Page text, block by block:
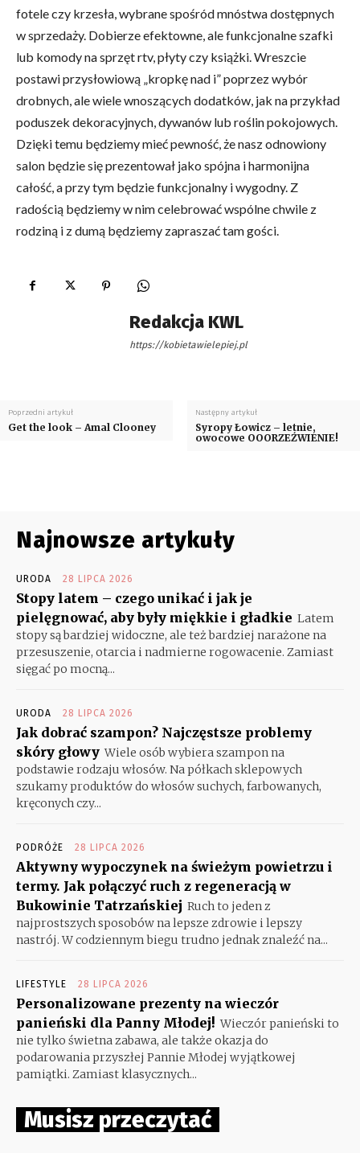
fotele czy krzesła, wybrane spośród mnóstwa dostępnych
w sprzedaży. Dobierze efektowne, ale funkcjonalne szafki
lub komody na sprzęt rtv, płyty czy książki. Wreszcie
postawi przysłowiową „kropkę nad i” poprzez wybór
drobnych, ale wiele wnoszących dodatków, jak na przykład
poduszek dekoracyjnych, dywanów lub roślin pokojowych.
Dzięki temu będziemy mieć pewność, że nasz odnowiony
salon będzie się prezentował jako spójna i harmonijna
całość, a przy tym będzie funkcjonalny i wygodny. Z
radością będziemy w nim celebrować wspólne chwile z
rodziną i z dumą będziemy zapraszać tam gości.
Redakcja KWL
https://kobietawielepiej.pl
Poprzedni artykuł
Get the look – Amal Clooney
Następny artykuł
Syropy Łowicz – letnie,
owocowe OOORZEŹWIENIE!
Najnowsze artykuły
URODA 28 LIPCA 2026
Stopy latem – czego unikać i jak je
pielęgnować, aby były miękkie i gładkie Latem
stopy są bardziej widoczne, ale też bardziej narażone na
przesuszenie, otarcia i nadmierne rogowacenie. Zamiast
sięgać po mocną...
URODA 28 LIPCA 2026
Jak dobrać szampon? Najczęstsze problemy
skóry głowy Wiele osób wybiera szampon na
podstawie rodzaju włosów. Na półkach sklepowych
szukamy produktów do włosów suchych, farbowanych,
kręconych czy...
PODRÓŻE 28 LIPCA 2026
Aktywny wypoczynek na świeżym powietrzu i
termy. Jak połączyć ruch z regeneracją w
Bukowinie Tatrzańskiej Ruch to jeden z
najprostszych sposobów na lepsze zdrowie i lepszy
nastrój. W codziennym biegu trudno jednak znaleźć na...
LIFESTYLE 28 LIPCA 2026
Personalizowane prezenty na wieczór
panieński dla Panny Młodej! Wieczór panieński to
nie tylko świetna zabawa, ale także okazja do
podarowania przyszłej Pannie Młodej wyjątkowej
pamiątki. Zamiast klasycznych...
Musisz przeczytać